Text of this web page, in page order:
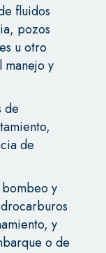
fluidos
pozos
u otro
y
de
de
y
y
o de